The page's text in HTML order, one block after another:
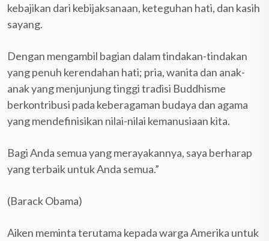
kebajikan dari kebijaksanaan, keteguhan hati, dan kasih
sayang.
Dengan mengambil bagian dalam tindakan-tindakan
yang penuh kerendahan hati; pria, wanita dan anak-
anak yang menjunjung tinggi tradisi Buddhisme
berkontribusi pada keberagaman budaya dan agama
yang mendefinisikan nilai-nilai kemanusiaan kita.
Bagi Anda semua yang merayakannya, saya berharap
yang terbaik untuk Anda semua.”
(Barack Obama)
Aiken meminta terutama kepada warga Amerika untuk